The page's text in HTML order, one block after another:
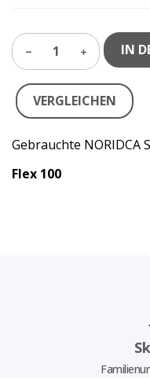
1 IN
VERGLEICHEN
Gebrauchte NORIDCA
Flex 100